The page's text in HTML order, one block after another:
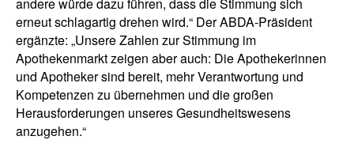
erneut schlagartig drehen wird.“ Der ABDA-Präsident
ergänzte: „Unsere Zahlen zur Stimmung im
Apothekenmarkt zeigen aber auch: Die Apothekerinnen
und Apotheker sind bereit, mehr Verantwortung und
Kompetenzen zu übernehmen und die großen
Herausforderungen unseres Gesundheitswesens
anzugehen.“